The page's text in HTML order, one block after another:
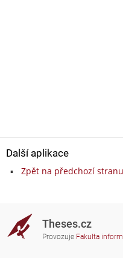
Další aplikace
Zpět na předchozí stranu
Theses.cz
Provozuje Fakulta